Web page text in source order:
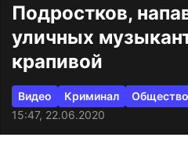
Подростков,
уличных
крапивой
Видео Криминал
Общество
15:47, 22.06.2020